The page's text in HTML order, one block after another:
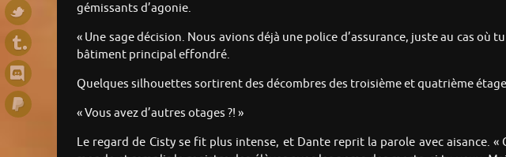
gémissants d’agonie.
« Une sage décision. Nous avions déjà une police d’assurance, juste au cas
bâtiment principal effondré.
Quelques silhouettes sortirent des décombres des troisième et quatrième
« Vous avez d’autres otages ?! »
Le regard de Cisty se fit plus intense, et Dante reprit la parole avec aisance.